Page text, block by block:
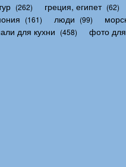
(262) греция, египет (62)
(161) люди (99)
для кухни (458) фото